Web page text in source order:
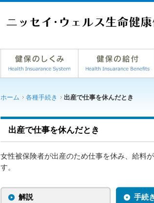
ホーム 各種手続き 出産で仕事を休んだとき
出産で仕事を休んだとき
女性被保険者が出産のため仕事を休み、給料
す。
解説 手続